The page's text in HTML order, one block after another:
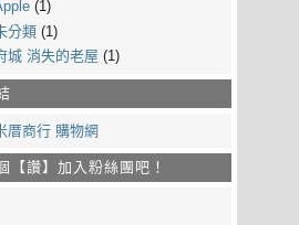
(1)
分類 (1)
城 消失的老屋 (1)
厝商行 購物網
【讚】加入粉絲團吧！